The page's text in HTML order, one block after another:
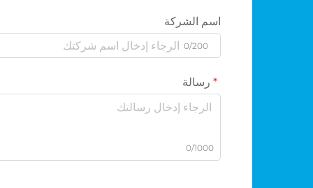
اسم الشركة
0/200
رسالة
0/1000